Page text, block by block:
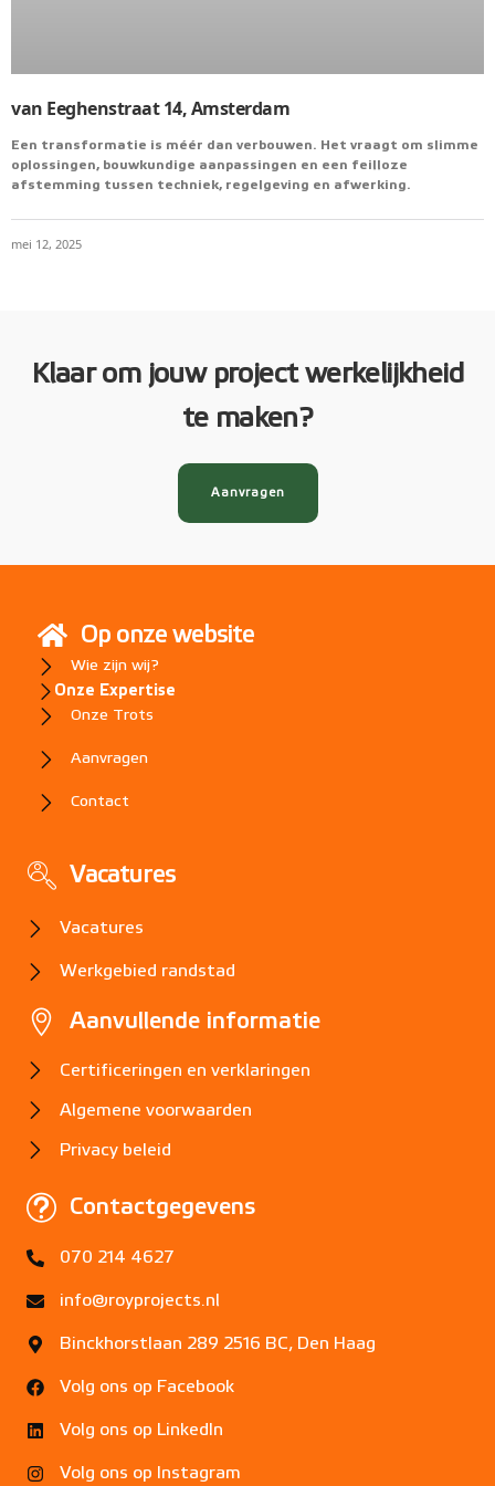
van Eeghenstraat 14, Amsterdam
Een transformatie is méér dan verbouwen. Het vraagt om slimme
oplossingen, bouwkundige aanpassingen en een feilloze
afstemming tussen techniek, regelgeving en afwerking.
mei 12, 2025
Klaar om jouw project werkelijkheid
te maken?
Aanvragen
Op onze website
Wie zijn wij?
Onze Expertise
Onze Trots
Aanvragen
Contact
Vacatures
Vacatures
Werkgebied randstad
Aanvullende informatie
Certificeringen en verklaringen
Algemene voorwaarden
Privacy beleid
Contactgegevens
070 214 4627
info@royprojects.nl
Binckhorstlaan 289 2516 BC, Den Haag
Volg ons op Facebook
Volg ons op LinkedIn
Volg ons op Instagram